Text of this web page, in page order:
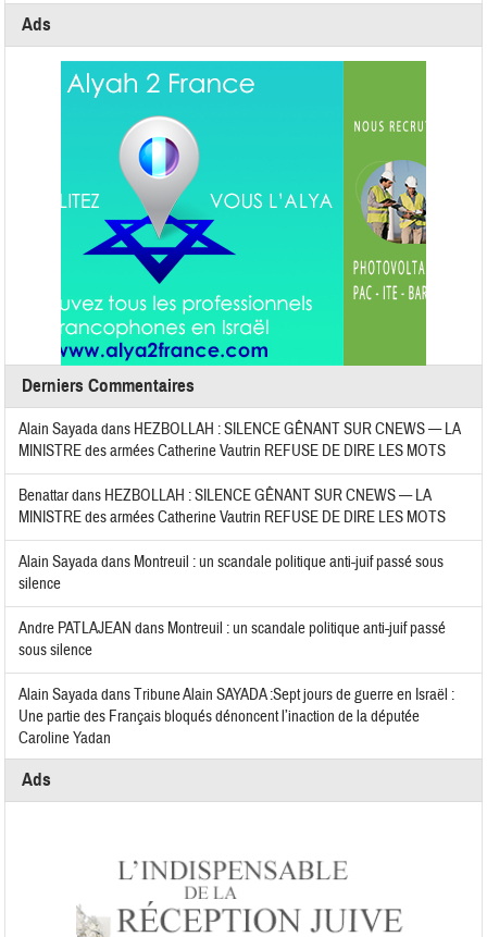
Ads
Derniers Commentaires
Alain Sayadadans HEZBOLLAH : SILENCE GÊNANT SUR CNEWS — LA
MINISTRE des armées Catherine Vautrin REFUSE DE DIRE LES MOTS
Benattardans HEZBOLLAH : SILENCE GÊNANT SUR CNEWS — LA
MINISTRE des armées Catherine Vautrin REFUSE DE DIRE LES MOTS
Alain Sayadadans Montreuil : un scandale politique anti-juif passé sous
silence
Andre PATLAJEAN dans Montreuil : un scandale politique anti-juif passé
sous silence
Alain SayadadansTribune Alain SAYADA :Sept jours de guerre en Israël :
Une partie des Français bloqués dénoncent l’inaction de la députée
Caroline Yadan
Ads